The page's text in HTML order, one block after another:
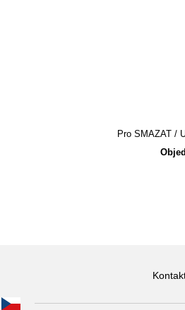
Pro SMAZAT /